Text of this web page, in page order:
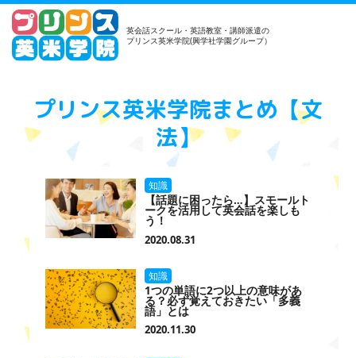
英会話スクール・英語教室・講師派遣の
プリンス英米学院(興学社学園グループ）
プリンス英米学院まとめ【文
法】
知識
【話題に困ったら…】スモールト
ークを活用して英会話を楽しも
う！
2020.08.31
知識
1つの単語に2つ以上の意味があ
る？必ず覚えておきたい「多義
語」とは
2020.11.30